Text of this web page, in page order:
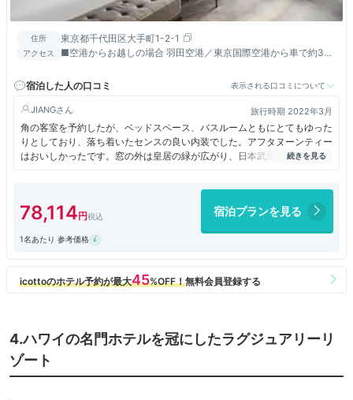
住所 東京都千代田区大手町1-2-1
アクセス
■空港からお越しの場合 羽田空港／東京国際空港から車で約30
【エアポートリムジンバス】 「東京駅八重洲南口方面（北口方
面）」約90~100分／東京駅よりタクシーで7分 【電車】 JR東日
本成田エクスプレス「成田空港」→「東京」約60分／東京駅より
タクシーで7分 ■地下鉄でお越しの場合 丸の内線 東西線 千代田
線 半蔵門線 都営地下鉄三田線「大手町」駅直結（C4/C5出口）
宿泊した人の口コミ 表示される口コミについて
JIANG 旅行時期 2022年3月
角の客室を予約したが、ベッドスペース、バスルームともにとてもゆった
りとしており、落ち着いたセンスの良い内装でした。アフタヌーンティー
はおいしかったです。窓の外は皇居の緑が広がり、日本武道館の姿も見え
最高でした。
78,114 宿泊プランを見る
1名あたり 参考価格
4.ハワイの名門ホテルを冠にしたラグジュアリーリ
ゾート